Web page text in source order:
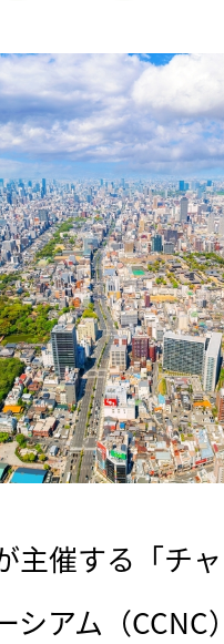
主催する「チ
シアム（